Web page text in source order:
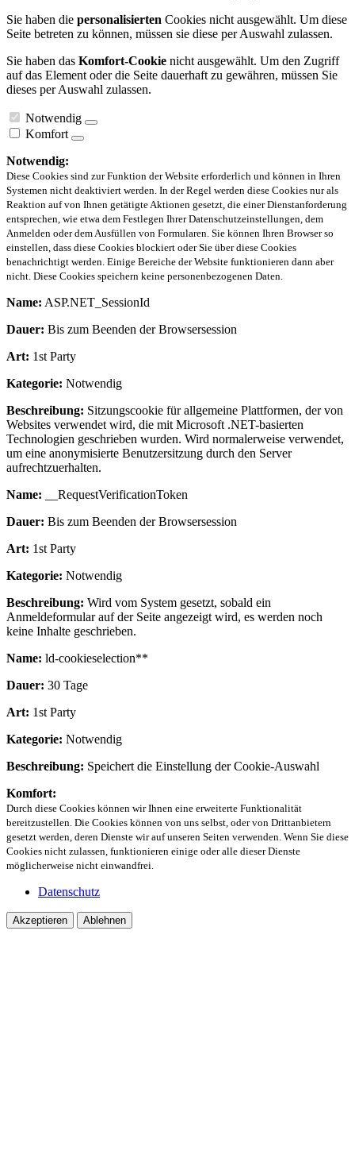
Sie haben die personalisierten Cookies nicht ausgewählt. Um diese
Seite betreten zu können, müssen sie diese per Auswahl zulassen.
Sie haben das Komfort-Cookie nicht ausgewählt. Um den Zugriff
auf das Element oder die Seite dauerhaft zu gewähren, müssen Sie
dieses per Auswahl zulassen.
Notwendig
Komfort
Notwendig:
Diese Cookies sind zur Funktion der Website erforderlich und können in Ihren
Systemen nicht deaktiviert werden. In der Regel werden diese Cookies nur als
Reaktion auf von Ihnen getätigte Aktionen gesetzt, die einer Dienstanforderung
entsprechen, wie etwa dem Festlegen Ihrer Datenschutzeinstellungen, dem
Anmelden oder dem Ausfüllen von Formularen. Sie können Ihren Browser so
einstellen, dass diese Cookies blockiert oder Sie über diese Cookies
benachrichtigt werden. Einige Bereiche der Website funktionieren dann aber
nicht. Diese Cookies speichern keine personenbezogenen Daten.
Name: ASP.NET_SessionId
Dauer: Bis zum Beenden der Browsersession
Art: 1st Party
Kategorie: Notwendig
Beschreibung: Sitzungscookie für allgemeine Plattformen, der von
Websites verwendet wird, die mit Microsoft .NET-basierten
Technologien geschrieben wurden. Wird normalerweise verwendet,
um eine anonymisierte Benutzersitzung durch den Server
aufrechtzuerhalten.
Name: __RequestVerificationToken
Dauer: Bis zum Beenden der Browsersession
Art: 1st Party
Kategorie: Notwendig
Beschreibung: Wird vom System gesetzt, sobald ein
Anmeldeformular auf der Seite angezeigt wird, es werden noch
keine Inhalte geschrieben.
Name: ld-cookieselection**
Dauer: 30 Tage
Art: 1st Party
Kategorie: Notwendig
Beschreibung: Speichert die Einstellung der Cookie-Auswahl
Komfort:
Durch diese Cookies können wir Ihnen eine erweiterte Funktionalität
bereitzustellen. Die Cookies können von uns selbst, oder von Drittanbietern
gesetzt werden, deren Dienste wir auf unseren Seiten verwenden. Wenn Sie diese
Cookies nicht zulassen, funktionieren einige oder alle dieser Dienste
möglicherweise nicht einwandfrei.
Datenschutz
Akzeptieren Ablehnen